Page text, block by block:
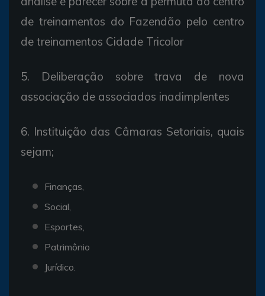
de treinamentos do Fazendão pelo centro
de treinamentos Cidade Tricolor
5. Deliberação sobre trava de nova
associação de associados inadimplentes
6. Instituição das Câmaras Setoriais, quais
sejam;
Finanças,
Social,
Esportes,
Patrimônio
Jurídico.